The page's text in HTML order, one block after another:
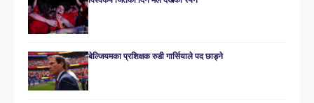
बेल्जियमका प्रशिक्षक रुडी गार्सियाले पद छाड्ने